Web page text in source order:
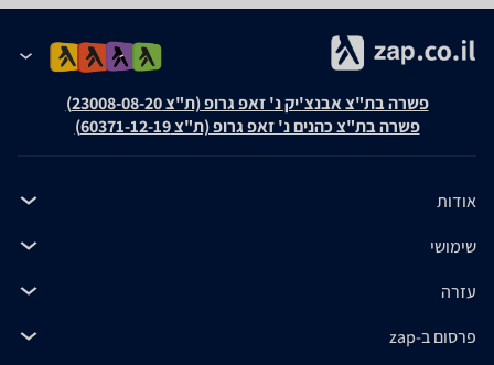
פשרה בת"צ אבנצ'יק נ' זאפ גרופ (ת"צ 23008-08-20)
פשרה בת"צ כהנים נ' זאפ גרופ (ת"צ 60371-12-19)
אודות
שימושי
עזרה
פרסום ב-zap